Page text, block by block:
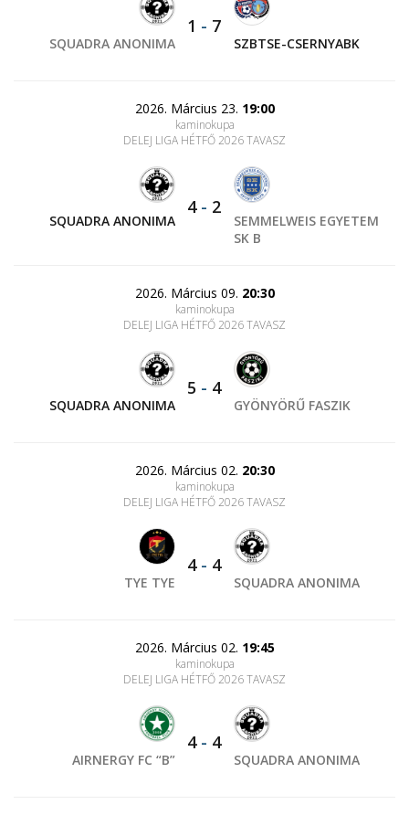
SQUADRA ANONIMA
1 - 7
SZBTSE-CSERNYABK
2026. Március 23. 19:00
kaminokupa
DELEJ LIGA HÉTFŐ 2026 TAVASZ
SQUADRA ANONIMA
4- 2
SEMMELWEIS EGYETEM
SK B
2026. Március 09. 20:30
kaminokupa
DELEJ LIGA HÉTFŐ 2026 TAVASZ
SQUADRA ANONIMA
5 - 4
GYÖNYÖRŰ FASZIK
2026. Március 02. 20:30
kaminokupa
DELEJ LIGA HÉTFŐ 2026 TAVASZ
TYE TYE
4- 4
SQUADRA ANONIMA
2026. Március 02. 19:45
kaminokupa
DELEJ LIGA HÉTFŐ 2026 TAVASZ
AIRNERGY FC “B”
4- 4
SQUADRA ANONIMA